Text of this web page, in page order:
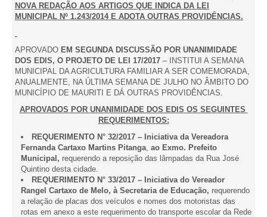
NOVA REDAÇÃO AOS ARTIGOS QUE INDICA DA LEI
MUNICIPAL Nº 1.243/2014 E ADOTA OUTRAS PROVIDÊNCIAS.
APROVADO EM SEGUNDA DISCUSSÃO POR UNANIMIDADE
DOS EDIS, O PROJETO DE LEI 17/2017 – INSTITUI A SEMANA
MUNICIPAL DA AGRICULTURA FAMILIAR A SER COMEMORADA,
ANUALMENTE, NA ÚLTIMA SEMANA DE JULHO NO ÂMBITO DO
MUNICÍPIO DE MAURITI E DÁ OUTRAS PROVIDÊNCIAS.
APROVADOS POR UNANIMIDADE DOS EDIS OS SEGUINTES
REQUERIMENTOS:
REQUERIMENTO N° 32/2017 – Iniciativa da Vereadora
Fernanda Cartaxo Martins Pitanga ao Exmo. Prefeito
Municipal, requerendo a reposição das lâmpadas da Rua José
Quintino desta cidade.
REQUERIMENTO N° 33/2017 – Iniciativa do Vereador
Rangel Cartaxo de Melo, à Secretaria de Educação, requerendo
a relação de placas dos veículos e nomes dos motoristas das
rotas em anexo a este requerimento do transporte escolar da Rede